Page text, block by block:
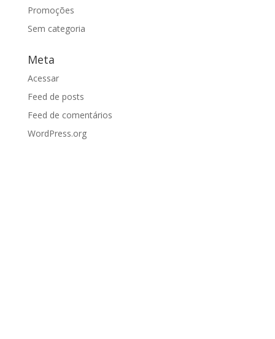
Promoções
Sem categoria
Meta
Acessar
Feed de posts
Feed de comentários
WordPress.org